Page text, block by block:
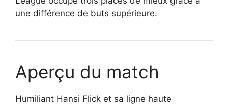
une différence de buts supérieure.
Aperçu du match
Humiliant Hansi Flick et sa ligne haute